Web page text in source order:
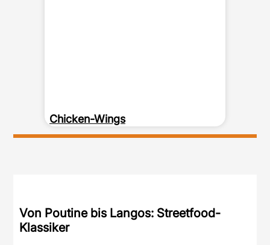
Chicken-Wings
Von Poutine bis Langos: Streetfood-
Klassiker